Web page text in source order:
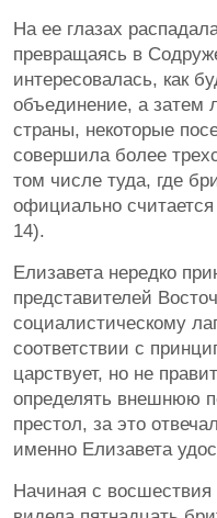
На ее глазах
превращаясь в
интересовалась, как
объединение, а затем
страны, некоторые
совершила более
том числе туда, где
официально считается
14).
Елизавета нередко
представителей
социалистическому
соответствии с
царствует, но не
определять внешнюю
престол, за это
именно Елизавета
Начиная с восшествия